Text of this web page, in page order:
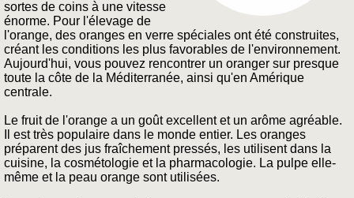
sortes de coins à une vitesse
énorme. Pour l'élevage de
l'orange, des oranges en verre spéciales ont été construites,
créant les conditions les plus favorables de l'environnement.
Aujourd'hui, vous pouvez rencontrer un oranger sur presque
toute la côte de la Méditerranée, ainsi qu'en Amérique
centrale.
Le fruit de l'orange a un goût excellent et un arôme agréable.
Il est très populaire dans le monde entier. Les oranges
préparent des jus fraîchement pressés, les utilisent dans la
cuisine, la cosmétologie et la pharmacologie. La pulpe elle-
même et la peau orange sont utilisées.